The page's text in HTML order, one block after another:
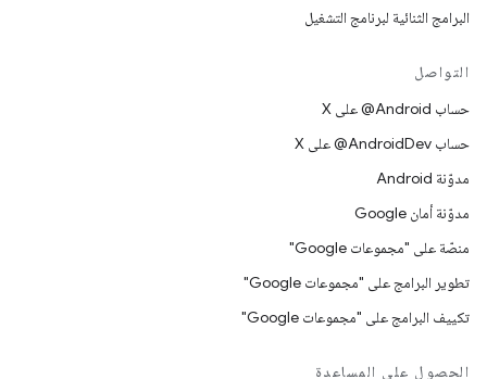
البرامج الثنائية لبرنامج التشغيل
التواصل
حساب ‎@Android على X
حساب ‎@AndroidDev على X
مدوّنة Android
مدوّنة أمان Google
منصّة على "مجموعات Google"
تطوير البرامج على "مجموعات Google"
تكييف البرامج على "مجموعات Google"
الحصول على المساعدة